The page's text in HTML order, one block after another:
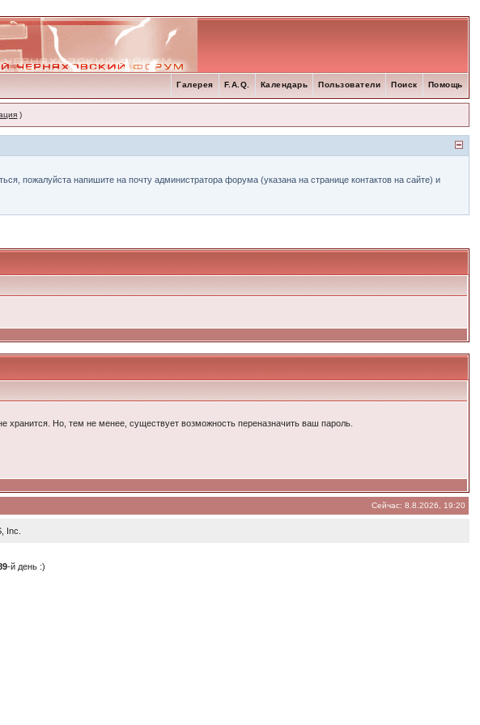
Помощь
Поиск
Пользователи
Календарь
F.A.Q.
Галерея
)
пожалуйста напишите на почту администратора форума (указана на странице контактов на сайте) и
хранится. Но, тем не менее, существует возможность переназначить ваш пароль.
Сейчас: 8.8.2026, 19:20
Inc
-й день :)